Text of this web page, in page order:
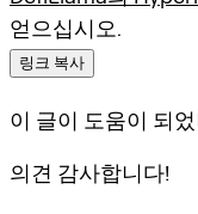
얻으십시오.
링크 복사
이 글이 도움이 되
의견 감사합니다!